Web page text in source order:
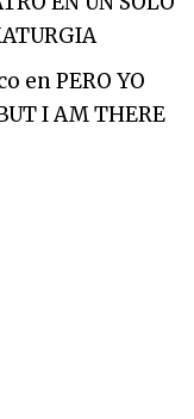
enPERO YO
I AM THERE